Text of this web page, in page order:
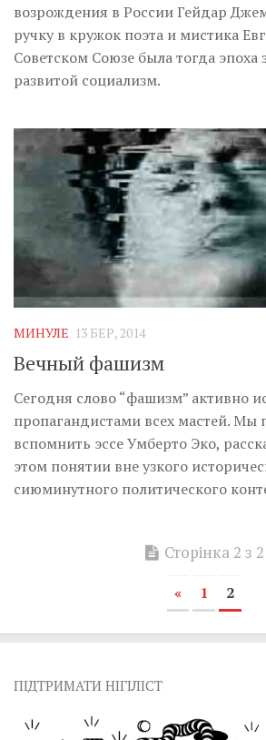
Inter/antinational
возрождения в России Гейдар
ручку в кружок поэта и мистика
Советском Союзе была тогда эпоха
развитой социализм.
МИНУЛЕ 13 БЕР, 2014
Вечный фашизм
Сегодня слово “фашизм” активно
пропагандистами всех мастей. Мы
вспомнить эссе Умберто Эко,
этом понятии вне узкого
сиюминутного политического
Сторінка 2 з 2
« 1 2
ПІДТРИМАТИ НІГІЛІСТ